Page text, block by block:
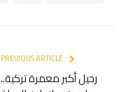
رحيل أكبر معمرة تركية..